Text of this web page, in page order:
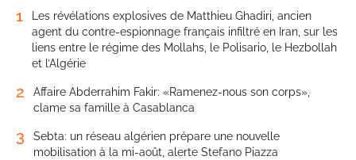
1
Les révélations explosives de Matthieu Ghadiri, ancien
agent du contre-espionnage français infiltré en Iran, sur les
liens entre le régime des Mollahs, le Polisario, le Hezbollah
et l’Algérie
2
Affaire Abderrahim Fakir: «Ramenez-nous son corps»,
clame sa famille à Casablanca
3
Sebta: un réseau algérien prépare une nouvelle
mobilisation à la mi-août, alerte Stefano Piazza